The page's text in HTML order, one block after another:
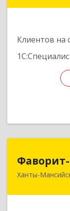
Клиентов на
Ханты-
628011,